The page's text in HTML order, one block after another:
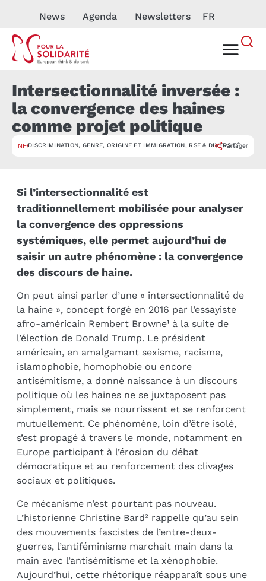
News Agenda Newsletters FR
Intersectionnalité inversée :
la convergence des haines
comme projet politique
NEWSLETTER
DISCRIMINATION, GENRE,ORIGINE ET IMMIGRATION, RSE & DIVERSITÉ
Partager
Si l’intersectionnalité est
traditionnellement mobilisée pour analyser
la convergence des oppressions
systémiques, elle permet aujourd’hui de
saisir un autre phénomène : la convergence
des discours de haine.
On peut ainsi parler d’une « intersectionnalité de
la haine », concept forgé en 2016 par l’essayiste
afro-américain Rembert Browne¹ à la suite de
l’élection de Donald Trump. Le président
américain, en amalgamant sexisme, racisme,
islamophobie, homophobie ou encore
antisémitisme, a donné naissance à un discours
politique où les haines ne se juxtaposent pas
simplement, mais se nourrissent et se renforcent
mutuellement. Ce phénomène, loin d’être isolé,
s’est propagé à travers le monde, notamment en
Europe participant à l’érosion du débat
démocratique et au renforcement des clivages
sociaux et politiques.
Ce mécanisme n’est pourtant pas nouveau.
L’historienne Christine Bard² rappelle qu’au sein
des mouvements fascistes de l’entre-deux-
guerres, l’antiféminisme marchait main dans la
main avec l’antisémitisme et la xénophobie.
Aujourd’hui, cette rhétorique réapparaît sous une